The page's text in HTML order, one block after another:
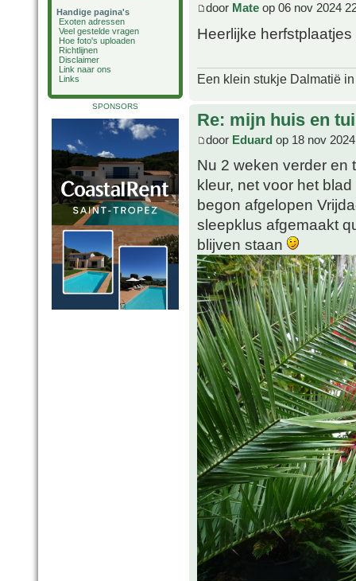
Handige pagina's
Exoten adressen
Veel gestelde vragen
Hoe foto's uploaden
Richtlijnen
Disclaimer
Link naar ons
Links
SPONSORS
door Mate op 06 nov 2024
Heerlijke herfstplaatjes
Een klein stukje Dalmatië
Re: mijn huis en
door Eduard op 18 nov
Nu 2 weken verder en
kleur, net voor het
begon afgelopen
sleepklus afgemaakt
blijven staan